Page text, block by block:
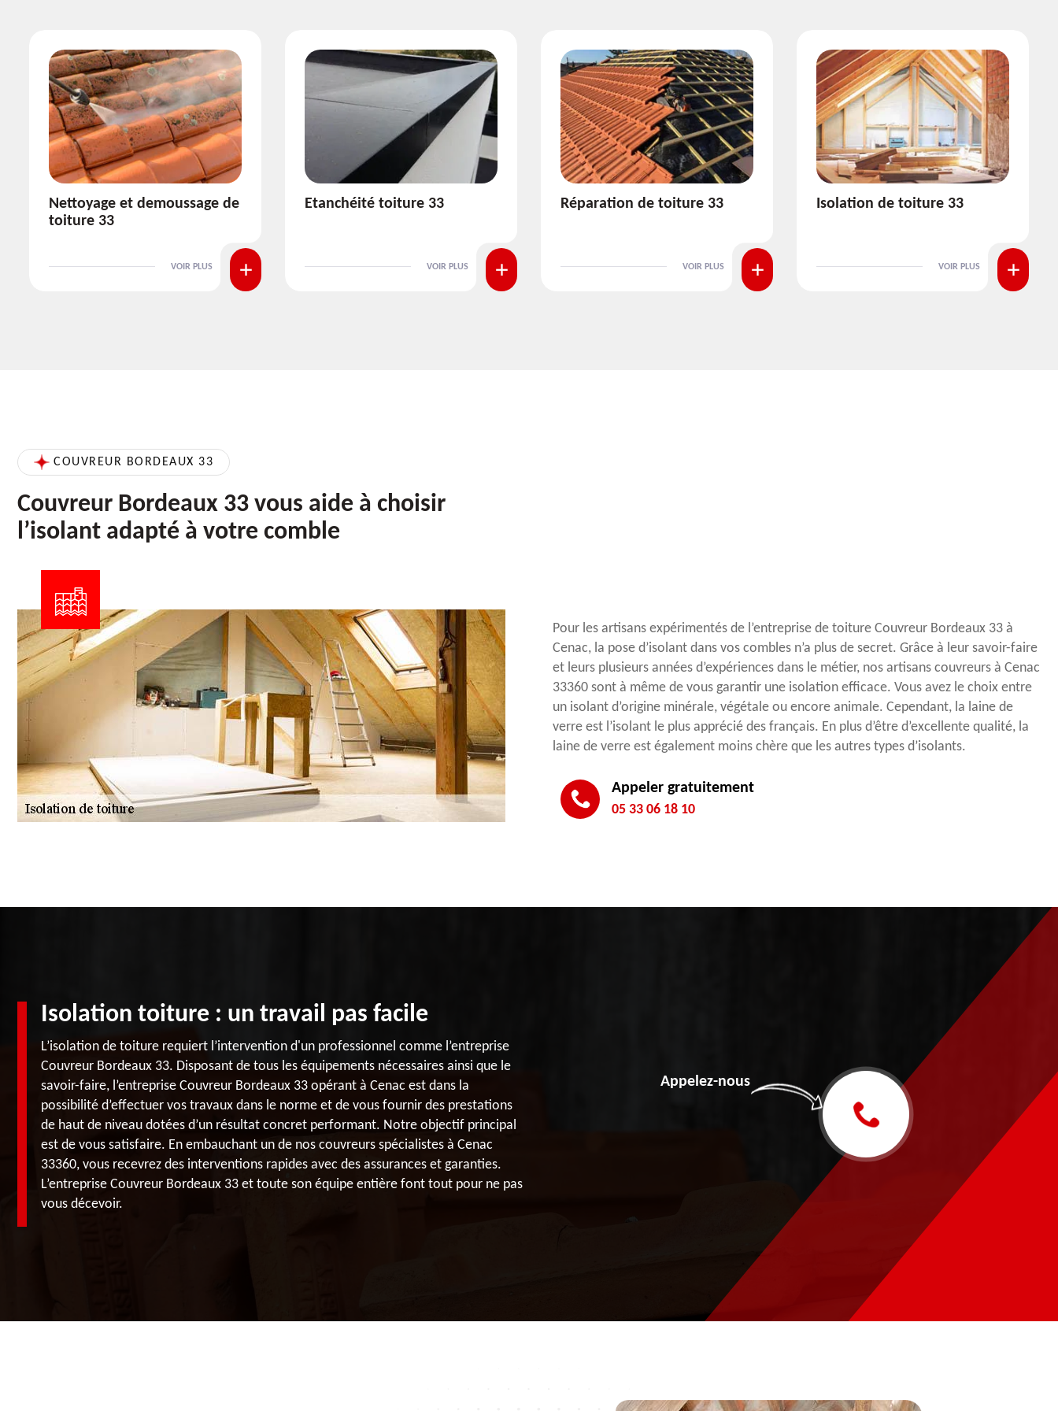
Etanchéité toiture 33
VOIR PLUS
Réparation de toiture 33
VOIR PLUS
Isolation de toiture 33
VOIR PLUS
Pose et nettoyage de
VOIR PLUS
COUVREUR BORDEAUX 33
Couvreur Bordeaux 33 vous aide à choisir
l’isolant adapté à votre comble
Pour les artisans expérimentés de l’entreprise de toiture Couvreur Bordeaux 33 à
Cenac, la pose d’isolant dans vos combles n’a plus de secret. Grâce à leur savoir-faire
et leurs plusieurs années d’expériences dans le métier, nos artisans couvreurs à Cenac
33360 sont à même de vous garantir une isolation efficace. Vous avez le choix entre
un isolant d’origine minérale, végétale ou encore animale. Cependant, la laine de
verre est l’isolant le plus apprécié des français. En plus d’être d’excellente qualité, la
laine de verre est également moins chère que les autres types d’isolants.
Appeler gratuitement
05 33 06 18 10
Isolation toiture : un travail pas facile
L’isolation de toiture requiert l’intervention d'un professionnel comme l’entreprise
Couvreur Bordeaux 33. Disposant de tous les équipements nécessaires ainsi que le
savoir-faire, l’entreprise Couvreur Bordeaux 33 opérant à Cenac est dans la
possibilité d’effectuer vos travaux dans le norme et de vous fournir des prestations
de haut de niveau dotées d’un résultat concret performant. Notre objectif principal
est de vous satisfaire. En embauchant un de nos couvreurs spécialistes à Cenac
33360, vous recevrez des interventions rapides avec des assurances et garanties.
L’entreprise Couvreur Bordeaux 33 et toute son équipe entière font tout pour ne pas
vous décevoir.
Appelez-nous